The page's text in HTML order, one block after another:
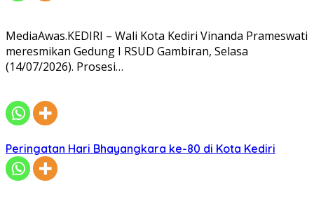
MediaAwas.KEDIRI – Wali Kota Kediri Vinanda Prameswati
meresmikan Gedung I RSUD Gambiran, Selasa
(14/07/2026). Prosesi…
Peringatan Hari Bhayangkara ke-80 di Kota Kediri